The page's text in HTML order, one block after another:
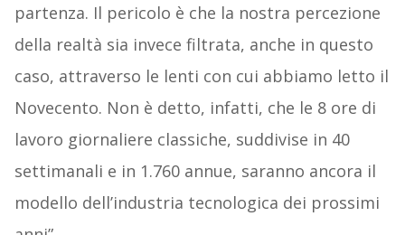
partenza. Il pericolo è che la nostra percezione
della realtà sia invece filtrata, anche in questo
caso, attraverso le lenti con cui abbiamo letto il
Novecento. Non è detto, infatti, che le 8 ore di
lavoro giornaliere classiche, suddivise in 40
settimanali e in 1.760 annue, saranno ancora il
modello dell’industria tecnologica dei prossimi